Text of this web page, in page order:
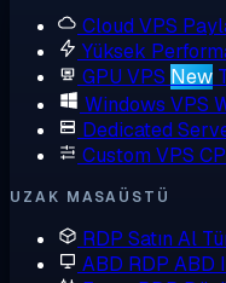
Cloud VPS
Yüksek
GPU VPS New
Windows VPS
Dedicated
Custom VPS
UZAK MASAÜSTÜ
RDP Satın Al
ABD RDP ABD